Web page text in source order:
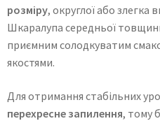
розміру, округлої або
Шкаралупа середньої
приємним солодкуватим
якостями.
Для отримання стабільних
перехресне запилення, тому